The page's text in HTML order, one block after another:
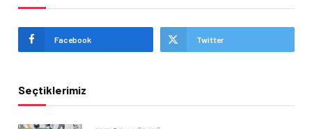
Facebook Twitter
Seçtiklerimiz